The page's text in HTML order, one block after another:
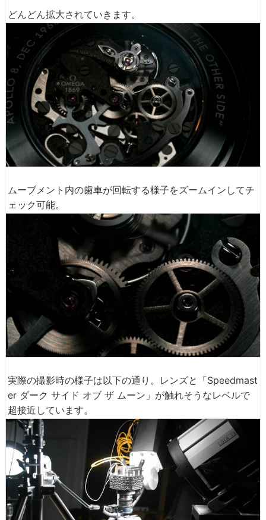
どんどん拡大されていきます。
ムーブメント内の歯車が回転する様子をズームインしてチ
ェック可能。
実際の撮影時の様子は以下の通り。レンズと「Speedmast
e r ダーク サイド オブ ザ ムー ン」が触れそうなレベルで
超接近しています。